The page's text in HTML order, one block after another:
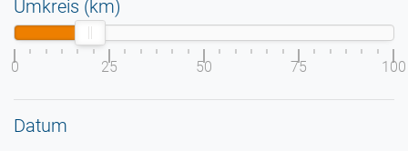
Umkreis (km)
0 25 50 75 100
Datum